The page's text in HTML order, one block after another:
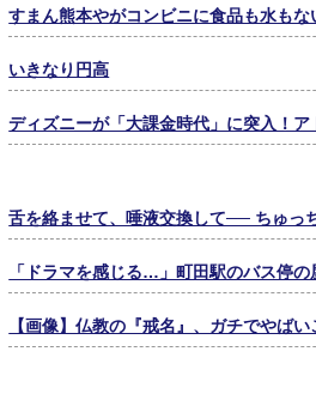
すまん熊本やがコンビニに食品も水もな
いきなり円高
ディズニーが「大課金時代」に突入！
舌を絡ませて、唾液交換して── ちゅっ
「ドラマを感じる…」町田駅のバス停
【画像】仏教の『戒名』、ガチでやば